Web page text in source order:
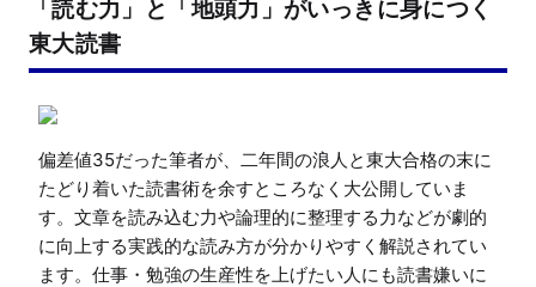
「読む力」と「地頭力」がいっきに身につく
東大読書
偏差値35だった筆者が、二年間の浪人と東大合格の末に
たどり着いた読書術を余すところなく大公開していま
す。文章を読み込む力や論理的に整理する力などが劇的
に向上する実践的な読み方が分かりやすく解説されてい
ます。仕事・勉強の生産性を上げたい人にも読書嫌いに